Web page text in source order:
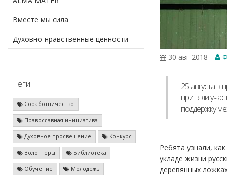
Вместе мы сила
Духовно-нравственные ценности
Теги
Соработничество
Православная инициатива
Духовное просвещение Конкурс
Волонтеры Библиотека
Обучение Молодежь
30 авг 2018
25 августа в
приняли
поддержку
Ребята узнали,
укладе жизни
деревянных